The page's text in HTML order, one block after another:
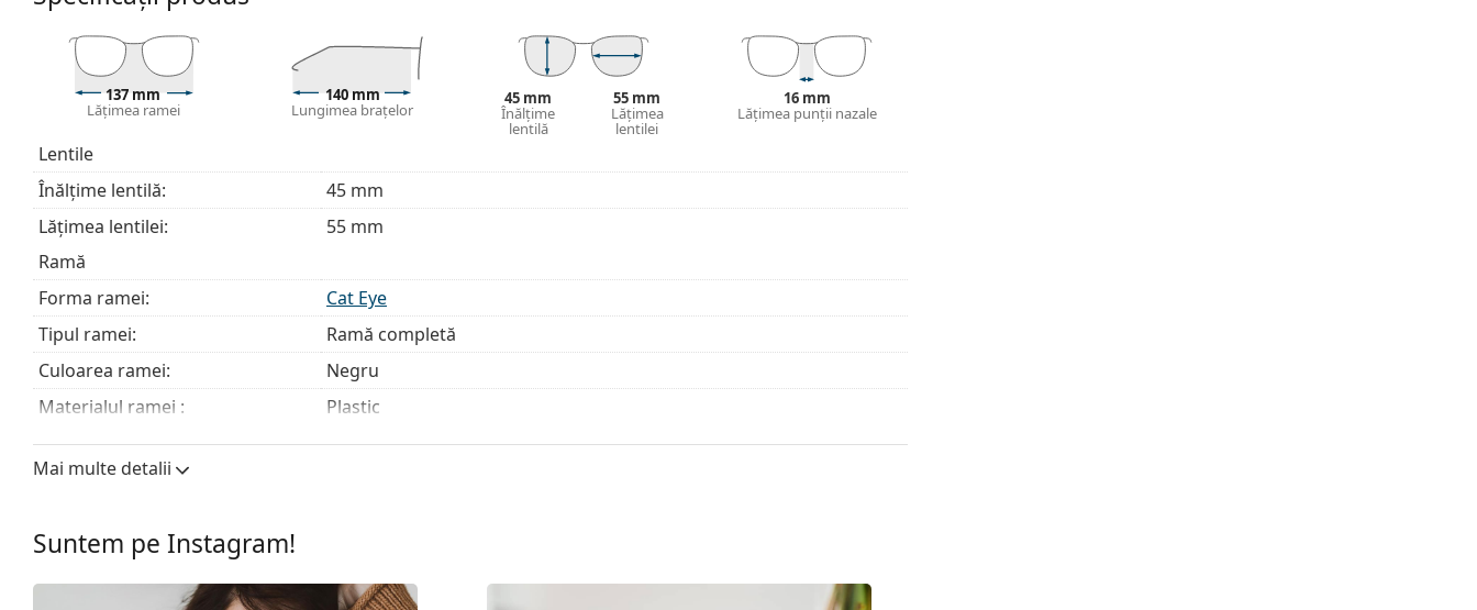
Laveta furnizată este ideală pentru curățarea și îngrijirea ochelarilor. Este posibil ca unele modele să
fie livrate cu un săculeț textil în loc de lavetă.
Explorează întreaga gamă de
ochelari de vedere pentru a găsi mai multe modele sau consultăghidul
nostru de ochelaridacă ai nevoie de ajutor pentru a alege.
Acesta este un dispozitiv medical. Citiți instrucțiunile înainte de utilizare.
137 mm
Lățimea ramei
140 mm
Lungimea brațelor
45 mm
Înălțime
lentilă
55 mm
Lățimea
lentilei
16 mm
Lățimea punții nazale
Lentile
Înălțime lentilă:
45 mm
Lățimea lentilei:
55 mm
Ramă
Forma ramei:
Cat Eye
Tipul ramei:
Ramă completă
Culoarea ramei:
Negru
Materialul ramei :
Plastic
Mărime:
M
Lățimea ramei:
Lățimea punții nazale:
Greutate:
160 g
Mai multe detalii
Suntem pe Instagram!